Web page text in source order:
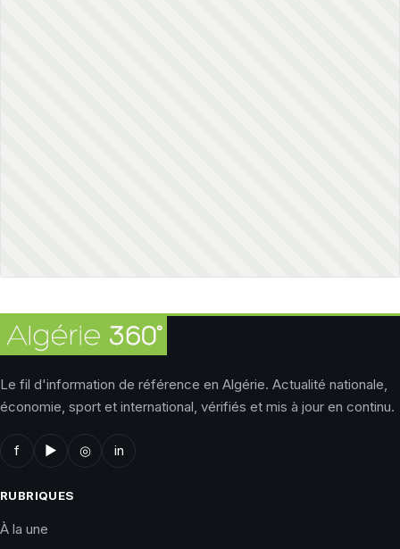
Le fil d'information de référence en Algérie. Actualité nationale,
économie, sport et international, vérifiés et mis à jour en continu.
f ▶ ◎ in
RUBRIQUES
À la une